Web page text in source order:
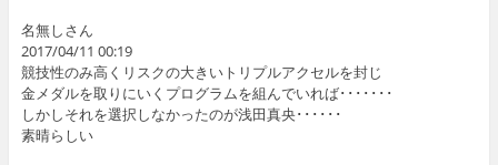
名無しさん
2017/04/11 00:19
競技性のみ高くリスクの大きいトリプルアクセルを封じ
金メダルを取りにいくプログラムを組んでいれば･･･････
しかしそれを選択しなかったのが浅田真央･･････
素晴らしい